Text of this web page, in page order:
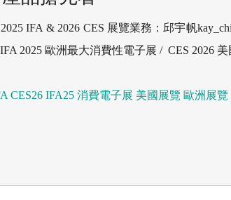
IFA & 2026 CES 展覽業務：邱宇帆
2025 歐洲最大消費性電子展 / CES 2026 美
CES26 IFA25 消費電子展 美國展覽 歐洲展覽